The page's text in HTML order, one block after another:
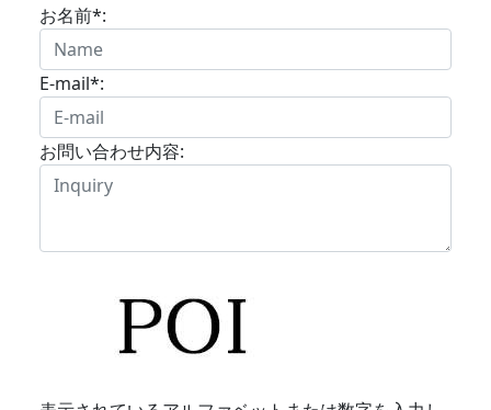
お名前*:
E-mail*:
お問い合わせ内容: